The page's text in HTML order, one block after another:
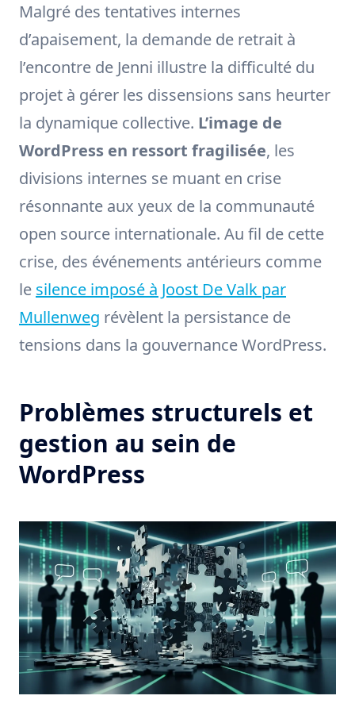
Malgré des tentatives internes
d’apaisement, la demande de retrait à
l’encontre de Jenni illustre la difficulté du
projet à gérer les dissensions sans heurter
la dynamique collective. L’image de
WordPress en ressort fragilisée, les
divisions internes se muant en crise
résonnante aux yeux de la communauté
open source internationale. Au fil de cette
crise, des événements antérieurs comme
le silence imposé à Joost De Valk par
Mullenweg révèlent la persistance de
tensions dans la gouvernance WordPress.
Problèmes structurels et
gestion au sein de
WordPress